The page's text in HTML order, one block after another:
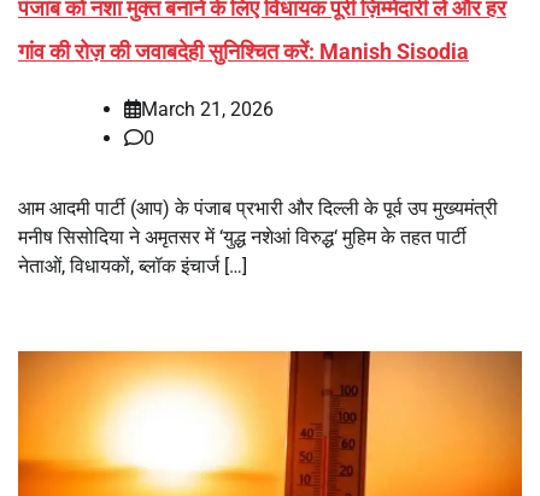
पंजाब को नशा मुक्त बनाने के लिए विधायक पूरी ज़िम्मेदारी लें और हर
गांव की रोज़ की जवाबदेही सुनिश्चित करें: Manish Sisodia
March 21, 2026
0
आम आदमी पार्टी (आप) के पंजाब प्रभारी और दिल्ली के पूर्व उप मुख्यमंत्री
मनीष सिसोदिया ने अमृतसर में ‘युद्ध नशेआं विरुद्ध‘ मुहिम के तहत पार्टी
नेताओं, विधायकों, ब्लॉक इंचार्ज […]